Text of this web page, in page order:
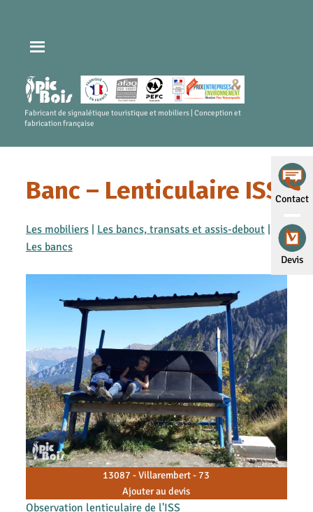
Contact
Devis
Fabricant de signalétique touristique et mobiliers | Conception et
fabrication française
Banc – Lenticulaire ISS
Les mobiliers| Les bancs, transats et assis-debout|
Les bancs
13087 - Villarembert - 73
Ajouter au devis
Observation lenticulaire de l'ISS